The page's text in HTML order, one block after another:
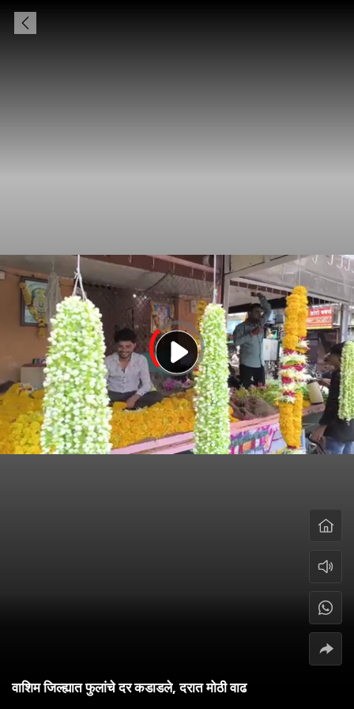
वाशिम जिल्ह्यात फुलांचे दर कडाडले, दरात मोठी वाढ